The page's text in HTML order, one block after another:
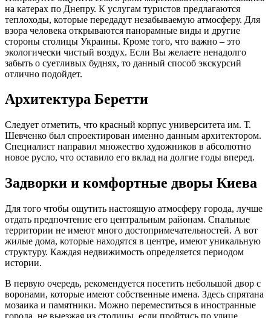
на катерах по Днепру. К услугам туристов предлагаются
теплоходы, которые передадут незабываемую атмосферу. Для
взора человека открываются панорамные виды и другие
стороны столицы Украины. Кроме того, что важно – это
экологически чистый воздух. Если Вы желаете ненадолго
забыть о суетливых буднях, то данный способ экскурсий
отлично подойдет.
Архитектура Беретти
Следует отметить, что красный корпус университета им. Т.
Шевченко был спроектирован именно данным архитектором.
Специалист направил множество художников в абсолютно
новое русло, что оставило его вклад на долгие годы вперед.
Задворки и комфортные дворы Киева
Для того чтобы ощутить настоящую атмосферу города, лучше
отдать предпочтение его центральным районам. Спальные
территории не имеют много достопримечательностей. А вот
жилые дома, которые находятся в центре, имеют уникальную
структуру. Каждая недвижимость определяется периодом
истории.
В первую очередь, рекомендуется посетить небольшой двор с
воронами, которые имеют собственные имена. Здесь спрятана
мозаика и памятники. Можно переместиться в иностранные